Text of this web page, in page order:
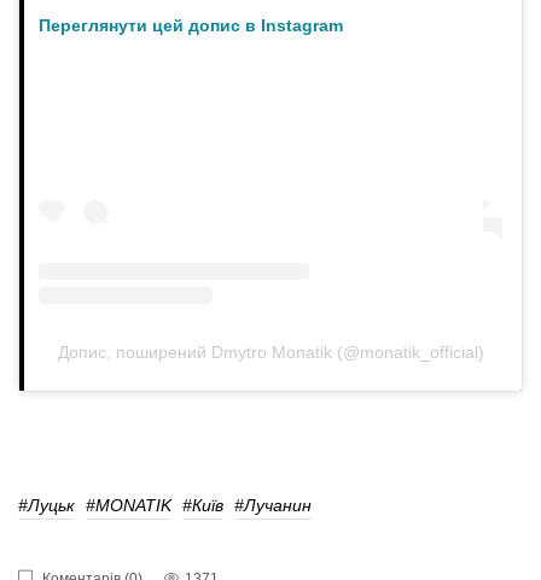
Переглянути цей допис в Instagram
Допис, поширений Dmytro Monatik (@monatik_official)
#Луцьк #MONATIK #Київ #Лучанин